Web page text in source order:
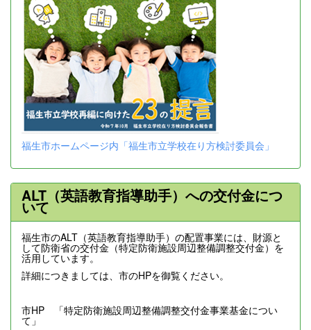
福生市ホームページ内「福生市立学校在り方検討委員会」
ALT（英語教育指導助手）への交付金につ
いて
福生市のALT（英語教育指導助手）の配置事業には、財源と
して防衛省の交付金（特定防衛施設周辺整備調整交付金）を
活用しています。
詳細につきましては、市のHPを御覧ください。
市HP 「特定防衛施設周辺整備調整交付金事業基金につい
て」